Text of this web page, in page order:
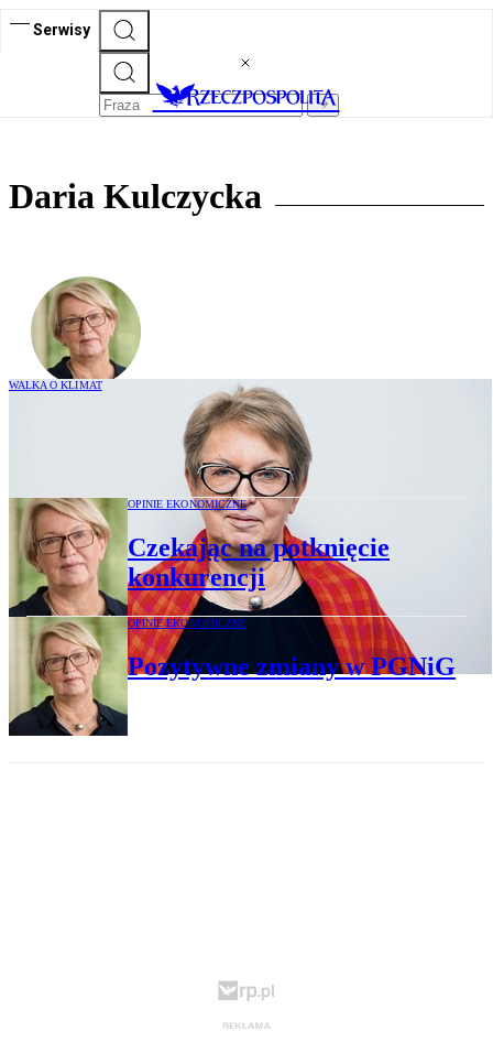
Serwisy
Daria Kulczycka
WALKA O KLIMAT
Duży zwrot biznesu
OPINIE EKONOMICZNE
Czekając na potknięcie
konkurencji
OPINIE EKONOMICZNE
Pozytywne zmiany w PGNiG